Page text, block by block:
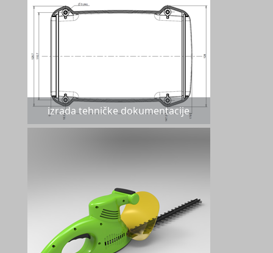
izrada tehničke dokumentacije